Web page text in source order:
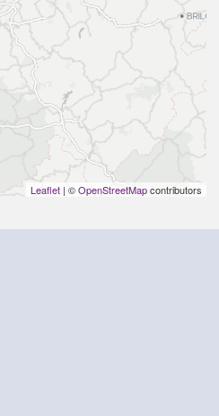
Leaflet | ©OpenStreetMapcontributors